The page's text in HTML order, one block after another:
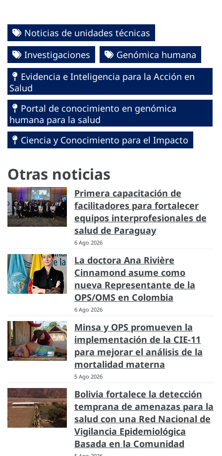
Noticias de unidades técnicas
Investigaciones
Genómica humana
Evidencia e Inteligencia para la Acción en
Salud
Portal de conocimiento en genómica
humana para la salud
Ciencia y Conocimiento para el Impacto
Otras noticias
Primera capacitación de
facilitadores para fortalecer
equipos interprofesionales de
salud de Paraguay
6 Ago 2026
La doctora Ana Rivière
Cinnamond asume como
nueva Representante de la
OPS/OMS en Colombia
6 Ago 2026
Minsa y OPS promueven la
implementación de la CIE-11
para mejorar el análisis de la
mortalidad materna
5 Ago 2026
Bolivia fortalece la detección
temprana de amenazas para la
salud con una Red Nacional de
Vigilancia Epidemiológica
Basada en la Comunidad